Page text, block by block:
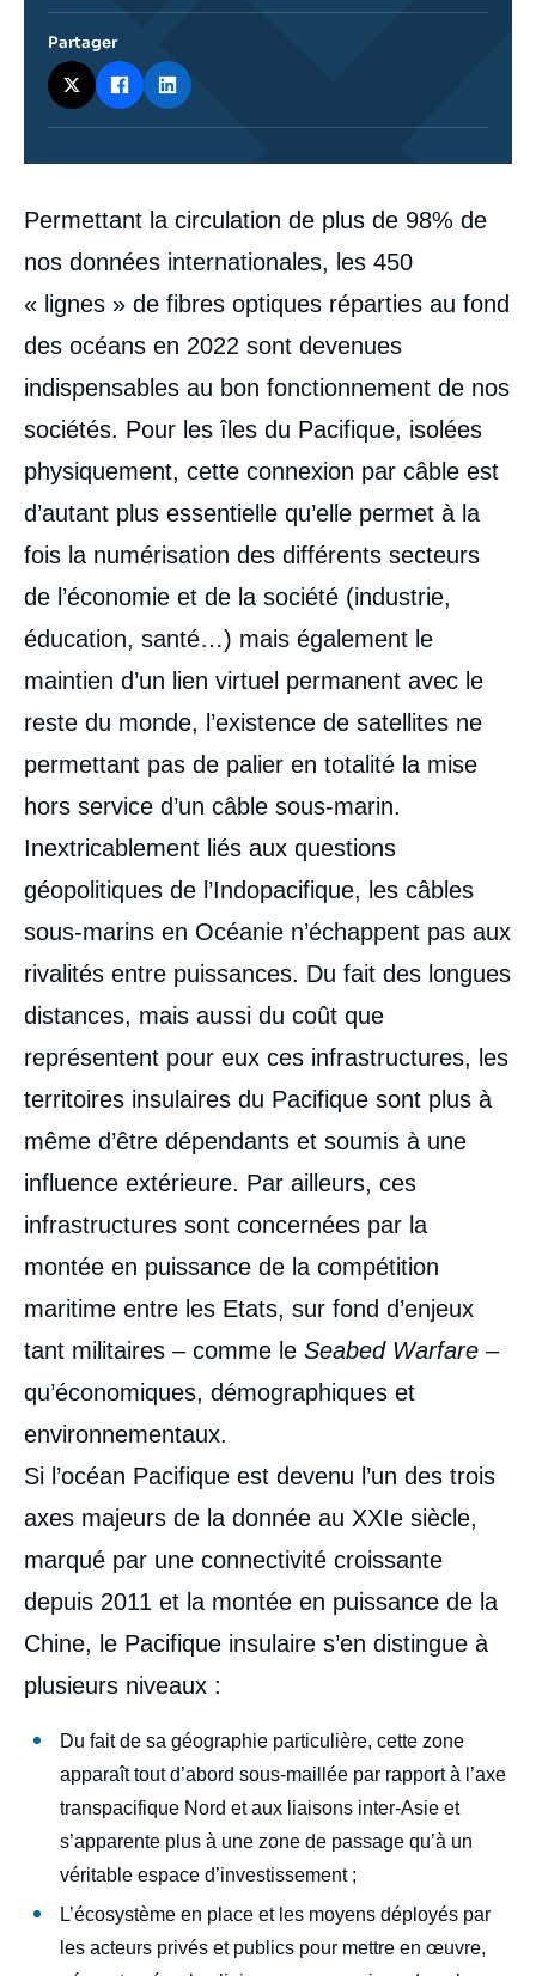
Corps
analyses
Permettant la circulation de plus de 98% de
nos données internationales, les 450
« lignes » de fibres optiques réparties au fond
des océans en 2022 sont devenues
indispensables au bon fonctionnement de nos
sociétés. Pour les îles du Pacifique, isolées
physiquement, cette connexion par câble est
d’autant plus essentielle qu’elle permet à la
fois la numérisation des différents secteurs
de l’économie et de la société (industrie,
éducation, santé…) mais également le
maintien d’un lien virtuel permanent avec le
reste du monde, l’existence de satellites ne
permettant pas de palier en totalité la mise
hors service d’un câble sous-marin.
Inextricablement liés aux questions
géopolitiques de l’Indopacifique, les câbles
sous-marins en Océanie n’échappent pas aux
rivalités entre puissances. Du fait des longues
distances, mais aussi du coût que
représentent pour eux ces infrastructures, les
territoires insulaires du Pacifique sont plus à
même d’être dépendants et soumis à une
influence extérieure. Par ailleurs, ces
infrastructures sont concernées par la
montée en puissance de la compétition
maritime entre les Etats, sur fond d’enjeux
tant militaires – comme le Seabed Warfare –
qu’économiques, démographiques et
environnementaux.
Si l’océan Pacifique est devenu l’un des trois
axes majeurs de la donnée au XXIe siècle,
marqué par une connectivité croissante
depuis 2011 et la montée en puissance de la
Chine, le Pacifique insulaire s’en distingue à
plusieurs niveaux :
Du fait de sa géographie particulière, cette zone
apparaît tout d’abord sous-maillée par rapport à l’axe
transpacifique Nord et aux liaisons inter-Asie et
s’apparente plus à une zone de passage qu’à un
véritable espace d’investissement ;
L’écosystème en place et les moyens déployés par
les acteurs privés et publics pour mettre en œuvre,
Partager